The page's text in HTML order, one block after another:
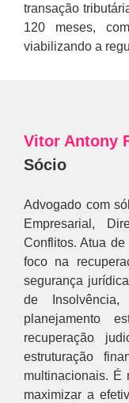
transação
120 meses,
viabilizando a
Vitor Antony
Sócio
Advogado com
Empresarial,
Conflitos. Atua
foco na
segurança
de
planejamento
recuperação
estruturação
multinacionais. É
maximizar a